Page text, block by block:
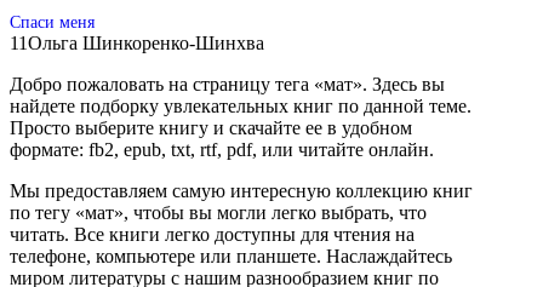
Спаси меня
11Ольга Шинкоренко-Шинхва
Добро пожаловать на страницу тега «мат». Здесь вы
найдете подборку увлекательных книг по данной теме.
Просто выберите книгу и скачайте ее в удобном
формате: fb2, epub, txt, rtf, pdf, или читайте онлайн.
Мы предоставляем самую интересную коллекцию книг
по тегу «мат», чтобы вы могли легко выбрать, что
читать. Все книги легко доступны для чтения на
телефоне, компьютере или планшете. Наслаждайтесь
миром литературы с нашим разнообразием книг по